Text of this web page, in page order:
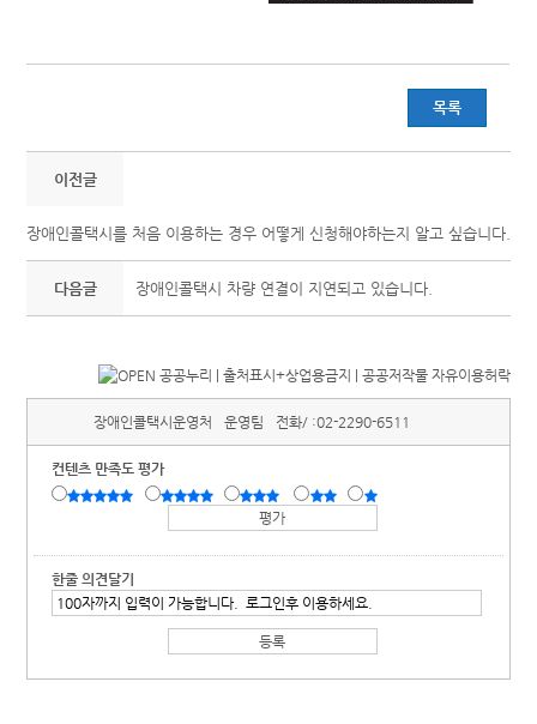
목록
이전글
장애인콜택시를 처음 이용하는 경우 어떻게 신청해야하는지 알고 싶습니다.
다음글 장애인콜택시 차량 연결이 지연되고 있습니다.
장애인콜택시운영처 운영팀 전화/ :02-2290-6511
컨텐츠 만족도 평가
한줄 의견달기